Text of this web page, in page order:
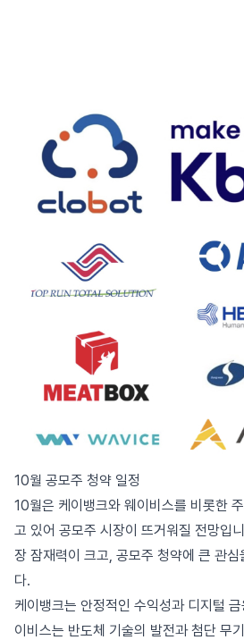
10월 공모주 청약 일정
10월은 케이뱅크와 웨이비스를 비롯한
고 있어 공모주 시장이 뜨거워질 전망입
장 잠재력이 크고, 공모주 청약에 큰 관심
다.
케이뱅크는 안정적인 수익성과 디지털
이비스는 반도체 기술의 발전과 첨단 무